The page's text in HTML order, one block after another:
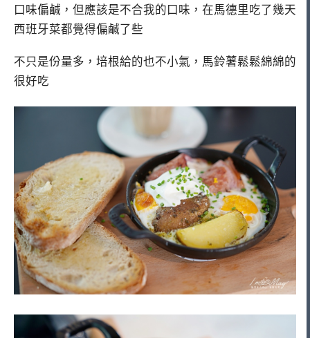
口味偏鹹，但應該是不合我的口味，在馬德里吃了幾天
西班牙菜都覺得偏鹹了些
不只是份量多，培根給的也不小氣，馬鈴薯鬆鬆綿綿的
很好吃